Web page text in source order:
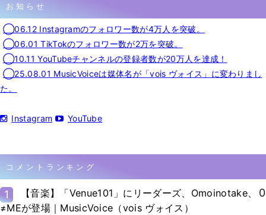
お知らせ
◯06.12 Instagramのフォロワー数が4万人を突破。
◯06.01 TikTokのフォロワー数が2万を突破。
◯10.11 YouTubeチャンネルの登録者数が20万人を達成！
◯25.08.01 MusicVoiceは媒体名が「vois ヴォイス」に変わりまし
た。
Instagram YouTube
コメントランキング
1
【音楽】「Venue101」にリーダーズ、Omoinotake、
≠MEが登場｜MusicVoice（vois ヴォイス）
0